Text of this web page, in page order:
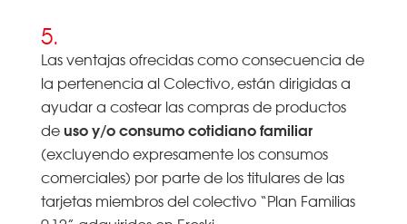
5.
Las ventajas ofrecidas como consecuencia de
la pertenencia al Colectivo, están dirigidas a
ayudar a costear las compras de productos
deuso y/o consumo cotidiano familiar
(excluyendo expresamente los consumos
comerciales) por parte de los titulares de las
tarjetas miembros del colectivo “Plan Familias